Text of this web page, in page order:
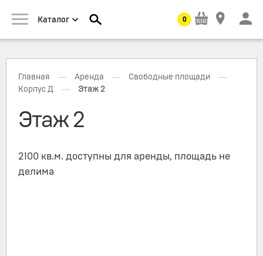
Каталог 0
Главная — Аренда — Свободные площади —
Корпус Д — Этаж 2
Этаж 2
2100 кв.м. доступны для аренды, площадь не
делима